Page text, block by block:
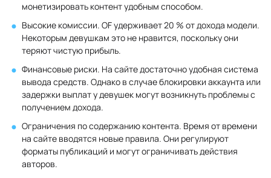
монетизировать контент удобным способом.
Высокие комиссии. OF удерживает 20 % от дохода модели.
Некоторым девушкам это не нравится, поскольку они
теряют чистую прибыль.
Финансовые риски. На сайте достаточно удобная система
вывода средств. Однако в случае блокировки аккаунта или
задержки выплат у девушек могут возникнуть проблемы с
получением дохода.
Ограничения по содержанию контента. Время от времени
на сайте вводятся новые правила. Они регулируют
форматы публикаций и могут ограничивать действия
авторов.